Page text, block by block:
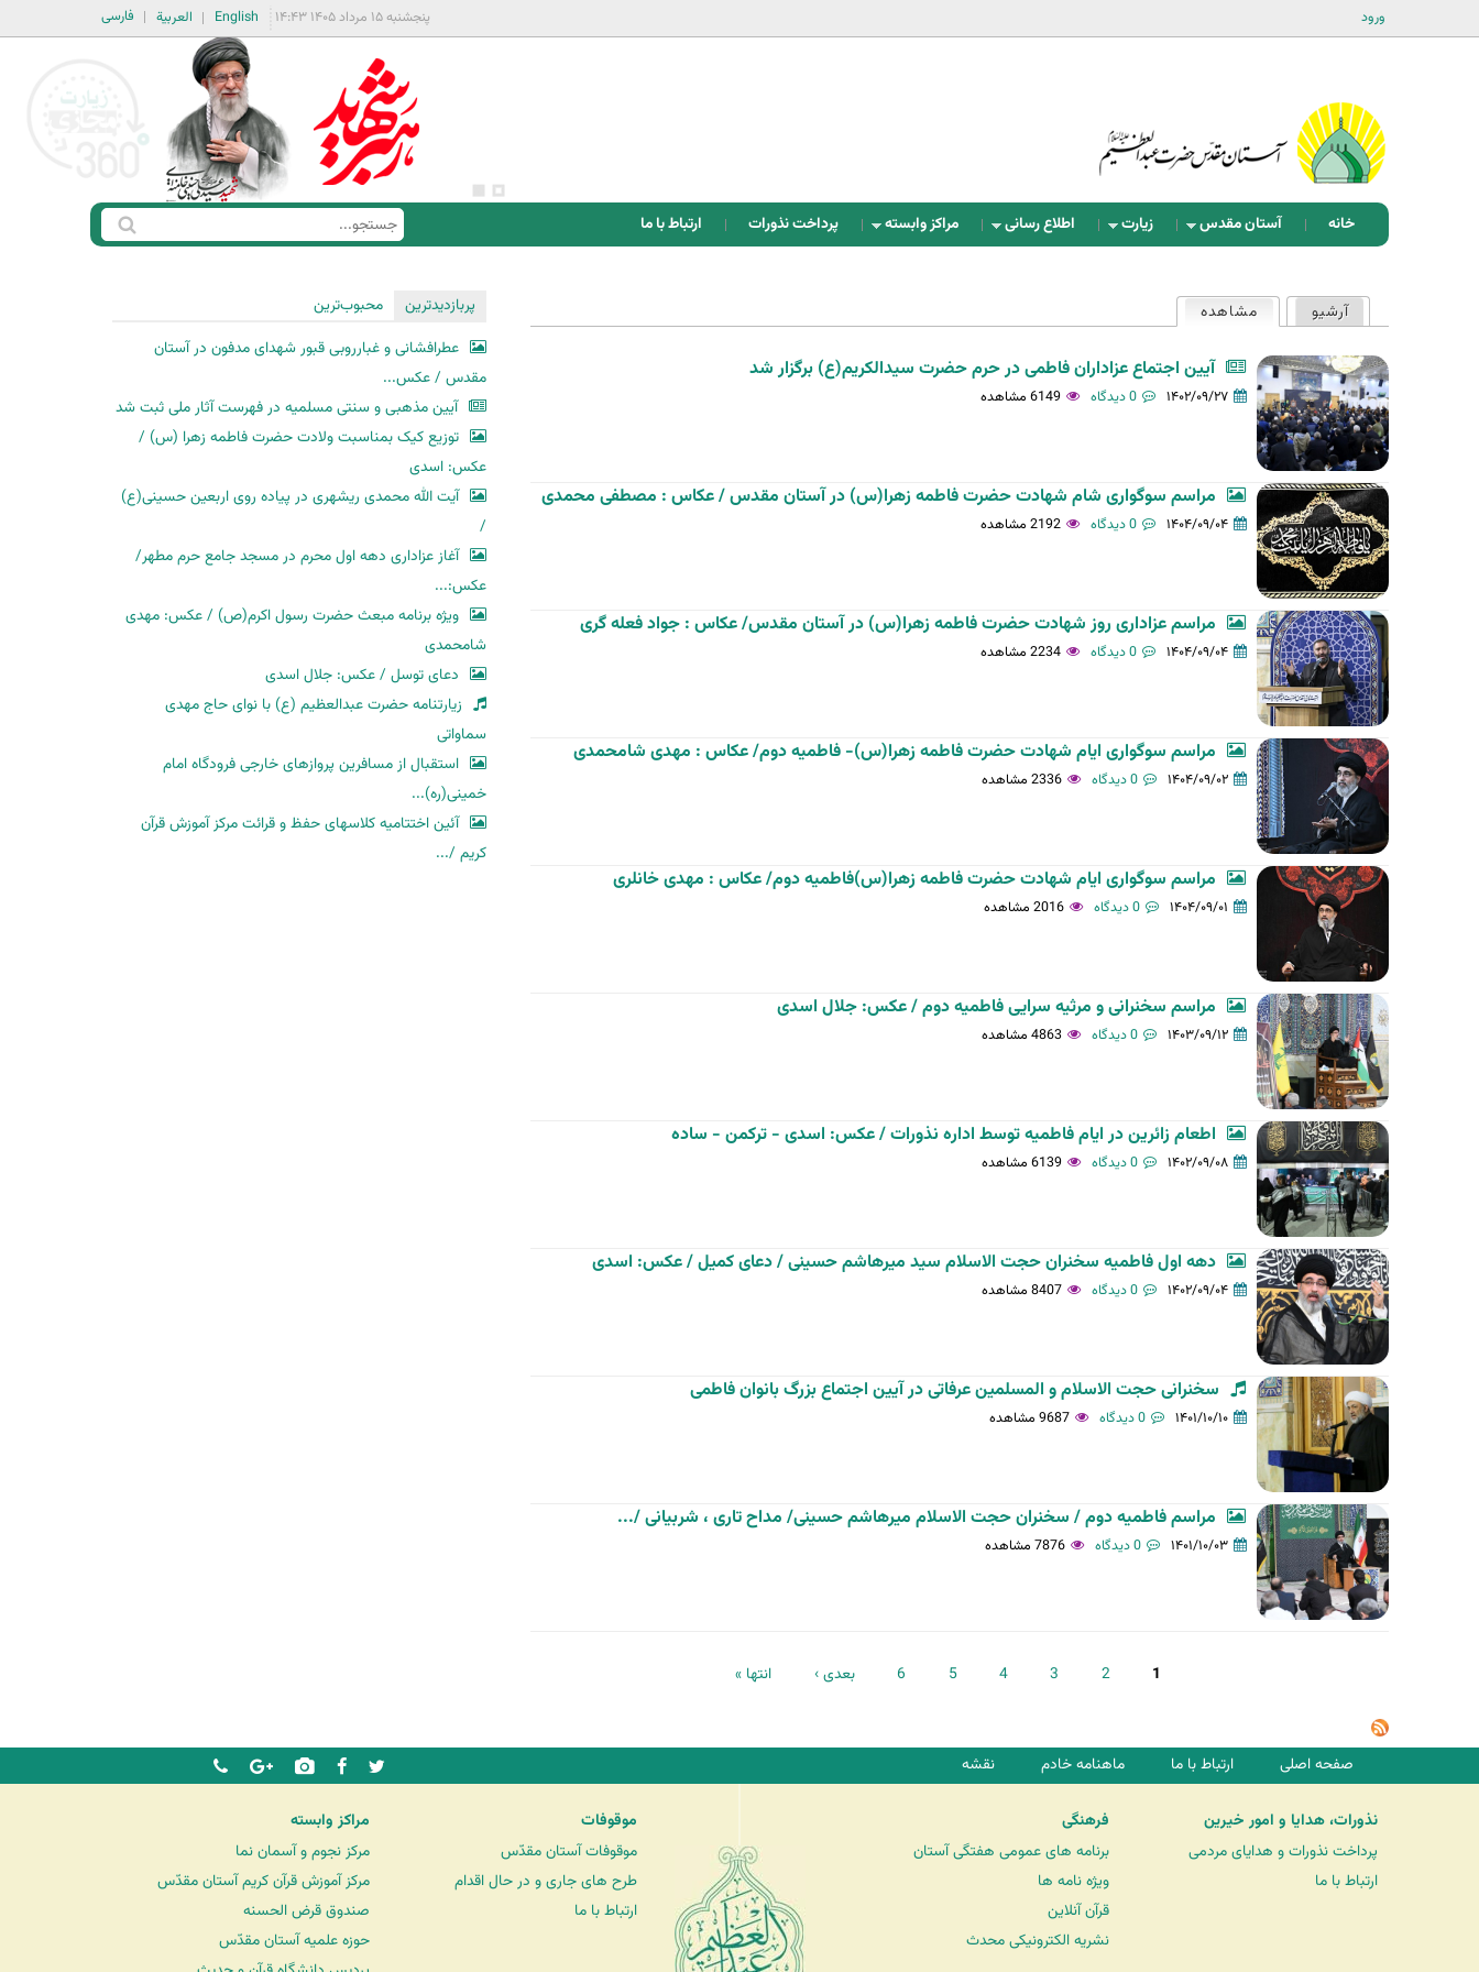
ورود فارسی العربية English پنجشنبه ۱۵ مرداد ۱۴۰۵ ۱۴:۴۳
خانه آستان مقدس زیارت اطلاع رسانی مراکز وابسته پرداخت نذورات ارتباط با ما
ف
س
ت
ج
و
ج
س
ه
ا
ی
ا
و
ل
ی
ه
آرشیو مشاهده(لبه فعال)
آیین اجتماع عزاداران فاطمی در حرم حضرت سیدالکریم(ع) برگزار شد
۱۴۰۲/۰۹/۲۷ 0 دیدگاه 6149 مشاهده
مراسم سوگواری شام شهادت حضرت فاطمه زهرا(س) در آستان مقدس / عکاس : مصطفی محمدی
۱۴۰۴/۰۹/۰۴ 0 دیدگاه 2192 مشاهده
مراسم عزاداری روز شهادت حضرت فاطمه زهرا(س) در آستان مقدس/ عکاس : جواد فعله گری
۱۴۰۴/۰۹/۰۴ 0 دیدگاه 2234 مشاهده
مراسم سوگواری ایام شهادت حضرت فاطمه زهرا(س)- فاطمیه دوم/ عکاس : مهدی شامحمدی
۱۴۰۴/۰۹/۰۲ 0 دیدگاه 2336 مشاهده
مراسم سوگواری ایام شهادت حضرت فاطمه زهرا(س)فاطمیه دوم/ عکاس : مهدی خانلری
۱۴۰۴/۰۹/۰۱ 0 دیدگاه 2016 مشاهده
مراسم سخنرانی و مرثیه سرایی فاطمیه دوم / عکس: جلال اسدی
۱۴۰۳/۰۹/۱۲ 0 دیدگاه 4863 مشاهده
اطعام زائرین در ایام فاطمیه توسط اداره نذورات / عکس: اسدی - ترکمن - ساده
۱۴۰۲/۰۹/۰۸ 0 دیدگاه 6139 مشاهده
دهه اول فاطمیه سخنران حجت الاسلام سید میرهاشم حسینی / دعای کمیل / عکس: اسدی
۱۴۰۲/۰۹/۰۴ 0 دیدگاه 8407 مشاهده
سخنرانی حجت الاسلام و المسلمین عرفاتی در آیین اجتماع بزرگ بانوان فاطمی
۱۴۰۱/۱۰/۱۰ 0 دیدگاه 9687 مشاهده
مراسم فاطمیه دوم / سخنران حجت الاسلام میرهاشم حسینی/ مداح تاری ، شربیانی /...
۱۴۰۱/۱۰/۰۳ 0 دیدگاه 7876 مشاهده
ح
ه‌
ه
1
2
3
4
5
6 بعدی › انتها »
پربازدیدترین
محبوب‌ترین
عطرافشانی و غبارروبی قبور شهدای مدفون در آستان
مقدس / عکس...
آیین مذهبی و سنتی مسلمیه در فهرست آثار ملی ثبت شد
توزیع کیک بمناسبت ولادت حضرت فاطمه زهرا (س) /
عکس: اسدی
آیت الله محمدی ریشهری در پیاده روی اربعین حسینی(ع)
/
آغاز عزاداری دهه اول محرم در مسجد جامع حرم مطهر/
عکس:...
ویژه برنامه مبعث حضرت رسول اکرم(ص) / عکس: مهدی
شامحمدی
دعای توسل / عکس: جلال اسدی
زیارتنامه حضرت عبدالعظیم (ع) با نوای حاج مهدی
سماواتی
استقبال از مسافرین پروازهای خارجی فرودگاه امام
خمینی(ره)...
آئین اختتامیه کلاسهای حفظ و قرائت مرکز آموزش قرآن
کریم /...
صفحه اصلی ارتباط با ما ماهنامه خادم نقشه
نذورات، هدایا و امور خیرین
پرداخت نذورات و هدایای مردمی
ارتباط با ما
فرهنگی
برنامه های عمومی هفتگی آستان
ویژه نامه ها
قرآن آنلاین
نشریه الکترونیکی محدث
موقوفات
موقوفات آستان مقدّس
طرح های جاری و در حال اقدام
ارتباط با ما
مراکز وابسته
مرکز نجوم و آسمان نما
مرکز آموزش قرآن کریم آستان مقدّس
صندوق قرض الحسنه
حوزه علمیه آستان مقدّس